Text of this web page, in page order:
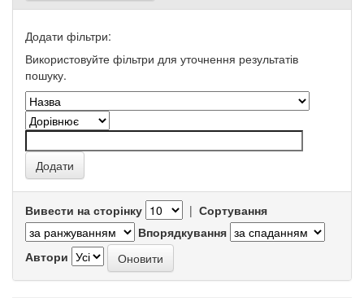
Додати фільтри:
Використовуйте фільтри для уточнення результатів
пошуку.
Вивести на сторінку | Сортування
Впорядкування
Автори